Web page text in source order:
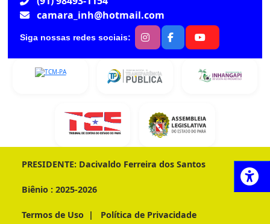
camara_inh@hotmail.com
Siga nossas redes sociais:
PRESIDENTE: Dacivaldo Ferreira dos Santos
Biênio : 2025-2026
Termos de Uso | Política de Privacidade